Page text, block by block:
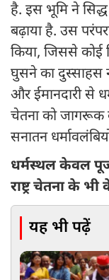
है. इस भूमि ने
बढ़ाया है. उस
किया, जिससे कोई
घुसने का दुस्साहस
और ईमानदारी से
चेतना को जागरूक
सनातन
धर्मस्थल केवल
राष्ट्र चेतना के भी
यह भी पढ़ें